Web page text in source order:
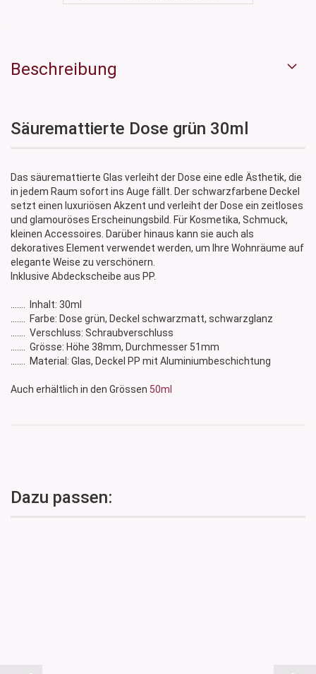
Beschreibung
Säuremattierte Dose grün 30ml
Das säuremattierte Glas verleiht der Dose eine edle Ästhetik, die
in jedem Raum sofort ins Auge fällt. Der schwarzfarbene Deckel
setzt einen luxuriösen Akzent und verleiht der Dose ein zeitloses
und glamouröses Erscheinungsbild. Für Kosmetika, Schmuck,
kleinen Accessoires. Darüber hinaus kann sie auch als
dekoratives Element verwendet werden, um Ihre Wohnräume auf
elegante Weise zu verschönern.
Inklusive Abdeckscheibe aus PP.
....... Inhalt: 30ml
....... Farbe: Dose grün, Deckel schwarzmatt, schwarzglanz
....... Verschluss: Schraubverschluss
....... Grösse: Höhe 38mm, Durchmesser 51mm
....... Material: Glas, Deckel PP mit Aluminiumbeschichtung
Auch erhältlich in den Grössen 50ml
Dazu passen: